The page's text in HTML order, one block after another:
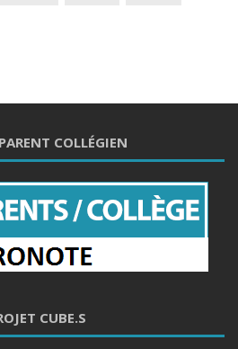
COLLÉGIEN
CUBE.S